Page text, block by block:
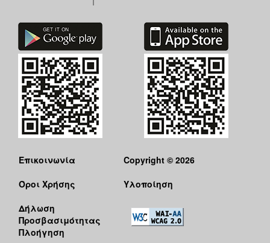
Επικοινωνία
Όροι Χρήσης
Δήλωση
Προσβασιμότητας
Πλοήγηση
Copyright © 2026
Υλοποίηση